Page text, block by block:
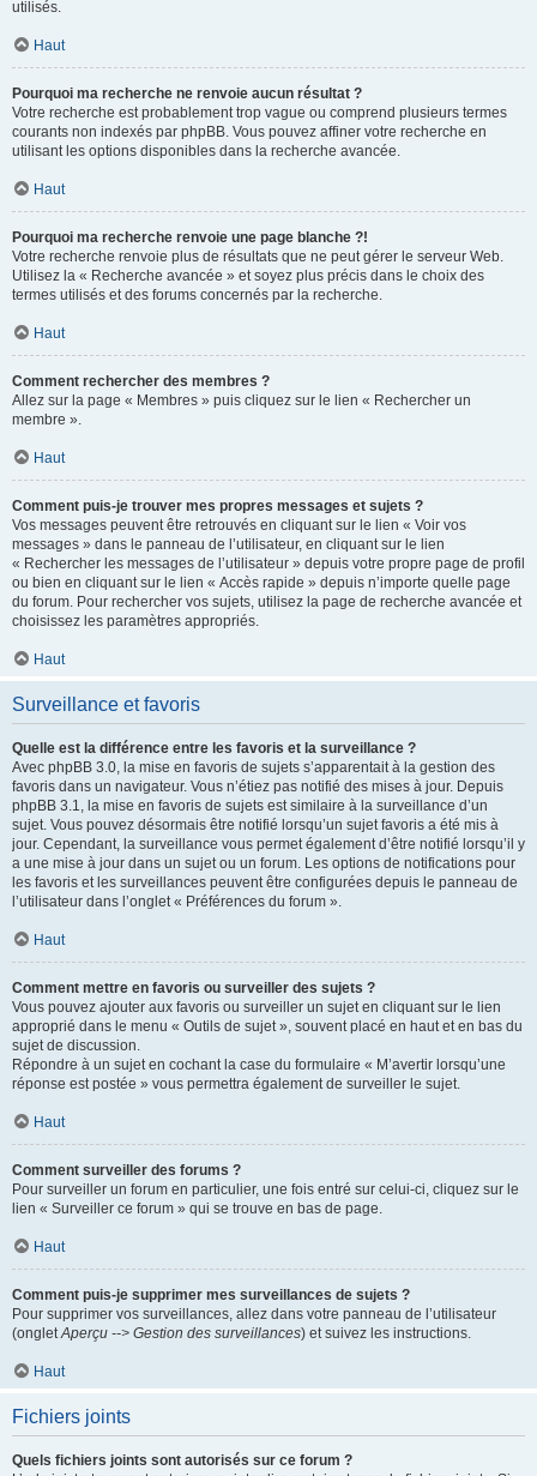
utilisés.
Haut
Pourquoi ma recherche ne renvoie aucun résultat ?
Votre recherche est probablement trop vague ou comprend plusieurs termes
courants non indexés par phpBB. Vous pouvez affiner votre recherche en
utilisant les options disponibles dans la recherche avancée.
Haut
Pourquoi ma recherche renvoie une page blanche ?!
Votre recherche renvoie plus de résultats que ne peut gérer le serveur Web.
Utilisez la « Recherche avancée » et soyez plus précis dans le choix des
termes utilisés et des forums concernés par la recherche.
Haut
Comment rechercher des membres ?
Allez sur la page « Membres » puis cliquez sur le lien « Rechercher un
membre ».
Haut
Comment puis-je trouver mes propres messages et sujets ?
Vos messages peuvent être retrouvés en cliquant sur le lien « Voir vos
messages » dans le panneau de l’utilisateur, en cliquant sur le lien
« Rechercher les messages de l’utilisateur » depuis votre propre page de profil
ou bien en cliquant sur le lien « Accès rapide » depuis n’importe quelle page
du forum. Pour rechercher vos sujets, utilisez la page de recherche avancée et
choisissez les paramètres appropriés.
Haut
Surveillance et favoris
Quelle est la différence entre les favoris et la surveillance ?
Avec phpBB 3.0, la mise en favoris de sujets s’apparentait à la gestion des
favoris dans un navigateur. Vous n’étiez pas notifié des mises à jour. Depuis
phpBB 3.1, la mise en favoris de sujets est similaire à la surveillance d’un
sujet. Vous pouvez désormais être notifié lorsqu’un sujet favoris a été mis à
jour. Cependant, la surveillance vous permet également d’être notifié lorsqu’il y
a une mise à jour dans un sujet ou un forum. Les options de notifications pour
les favoris et les surveillances peuvent être configurées depuis le panneau de
l’utilisateur dans l’onglet « Préférences du forum ».
Haut
Comment mettre en favoris ou surveiller des sujets ?
Vous pouvez ajouter aux favoris ou surveiller un sujet en cliquant sur le lien
approprié dans le menu « Outils de sujet », souvent placé en haut et en bas du
sujet de discussion.
Répondre à un sujet en cochant la case du formulaire « M’avertir lorsqu’une
réponse est postée » vous permettra également de surveiller le sujet.
Haut
Comment surveiller des forums ?
Pour surveiller un forum en particulier, une fois entré sur celui-ci, cliquez sur le
lien « Surveiller ce forum » qui se trouve en bas de page.
Haut
Comment puis-je supprimer mes surveillances de sujets ?
Pour supprimer vos surveillances, allez dans votre panneau de l’utilisateur
(ongletAperçu --> Gestion des surveillances) et suivez les instructions.
Haut
Fichiers joints
Quels fichiers joints sont autorisés sur ce forum ?